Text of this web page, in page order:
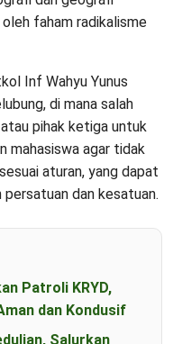
faham radikalisme
Inf Wahyu Yunus
di mana salah
pihak ketiga untuk
mahasiswa agar tidak
aturan, yang dapat
dan kesatuan.
Patroli KRYD,
dan Kondusif
Salurkan